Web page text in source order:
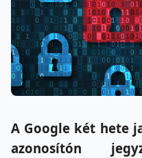
A Google két hete
azonosítón